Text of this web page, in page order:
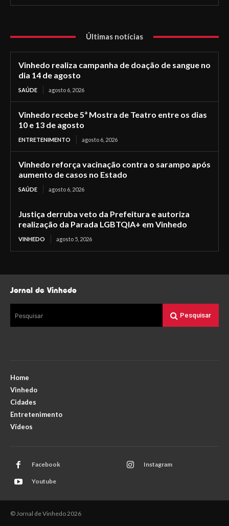
Últimas notícias
Vinhedo realiza campanha de doação de sangue no
dia 14 de agosto
SAÚDE agosto 6, 2026
Vinhedo recebe 5ª Mostra de Teatro entre os dias
10 e 13 de agosto
ENTRETENIMENTO agosto 6, 2026
Vinhedo reforça vacinação contra o sarampo após
aumento de casos no Estado
SAÚDE agosto 6, 2026
Justiça derruba veto da Prefeitura e autoriza
realização da Parada LGBTQIA+ em Vinhedo
VINHEDO agosto 5, 2026
Jornal de Vinhedo
Pesquisar Pesquisar
Home
Vinhedo
Cidades
Entretenimento
Vídeos
Facebook Instagram
Youtube
© Jornal de Vinhedo 2026